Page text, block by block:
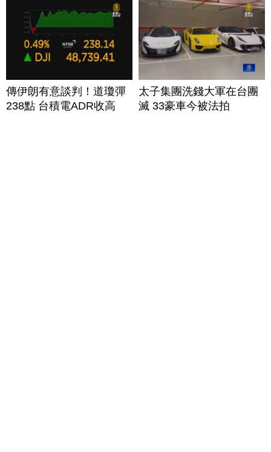
傳伊朗有意談判！道瓊彈
238點 台積電ADR收高
太子集團洗錢大軍在台團
滅 33豪車今被法拍